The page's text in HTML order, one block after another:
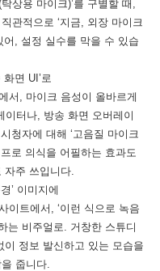
상용 마이크)’를 구별할 때,
관적으로 ‘지금, 외장 마이크
어, 설정 실수를 막을 수 있습
면 UI’로
서, 마이크 음성이 올바르게
이터나, 방송 화면 오버레이
청자에 대해 ‘고음질 마이크
로 의식을 어필하는 효과도
자주 쓰입니다.
’ 이미지에
이트에서, ‘이런 식으로 녹음
는 비주얼로. 거창한 스튜디
정보 발신하고 있는 모습을
줍니다.